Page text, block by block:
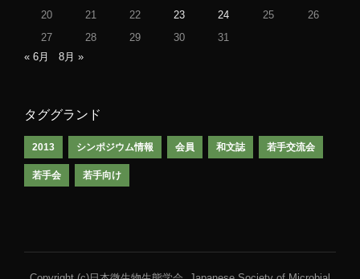
20
21 22 23 24 25
26
27
28 29 30
31
« 6月
8月 »
タググランド
2013 シンポジウム情報 会員 和文誌 若手交流会
若手会 若手向け